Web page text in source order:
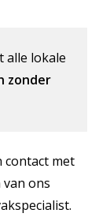
alle lokale
zonder
contact met
ons